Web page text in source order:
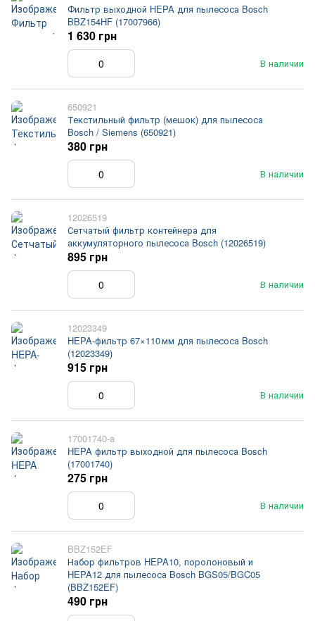
Фильтр выходной HEPA для пылесоса Bosch
BBZ154HF (17007966)
В наличии
1 630 грн
650921
Текстильный фильтр (мешок) для пылесоса
Bosch / Siemens (650921)
В наличии
380 грн
12026519
Сетчатый фильтр контейнера для
аккумуляторного пылесоса Bosch (12026519)
В наличии
895 грн
12023349
HEPA-фильтр 67×110 мм для пылесоса Bosch
(12023349)
В наличии
915 грн
17001740-a
HEPA фильтр выходной для пылесоса Bosch
(17001740)
В наличии
275 грн
BBZ152EF
Набор фильтров HEPA10, поролоновый и
HEPA12 для пылесоса Bosch BGS05/BGC05
(BBZ152EF)
490 грн